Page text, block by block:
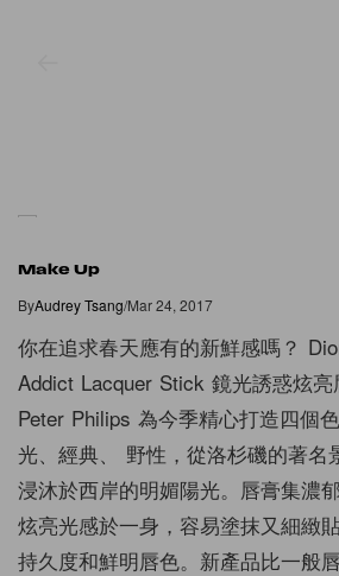
Make Up
ByAudrey Tsang/Mar 24, 2017
你在追求春天應有的新鮮感嗎？
Addict Lacquer Stick 鏡光誘惑炫亮
Peter Philips 為今季精心打造四個
光、經典、 野性，從洛杉磯的著名
浸沐於西岸的明媚陽光。唇膏集濃
炫亮光感於一身，容易塗抹又細緻
持久度和鮮明唇色。新產品比一般